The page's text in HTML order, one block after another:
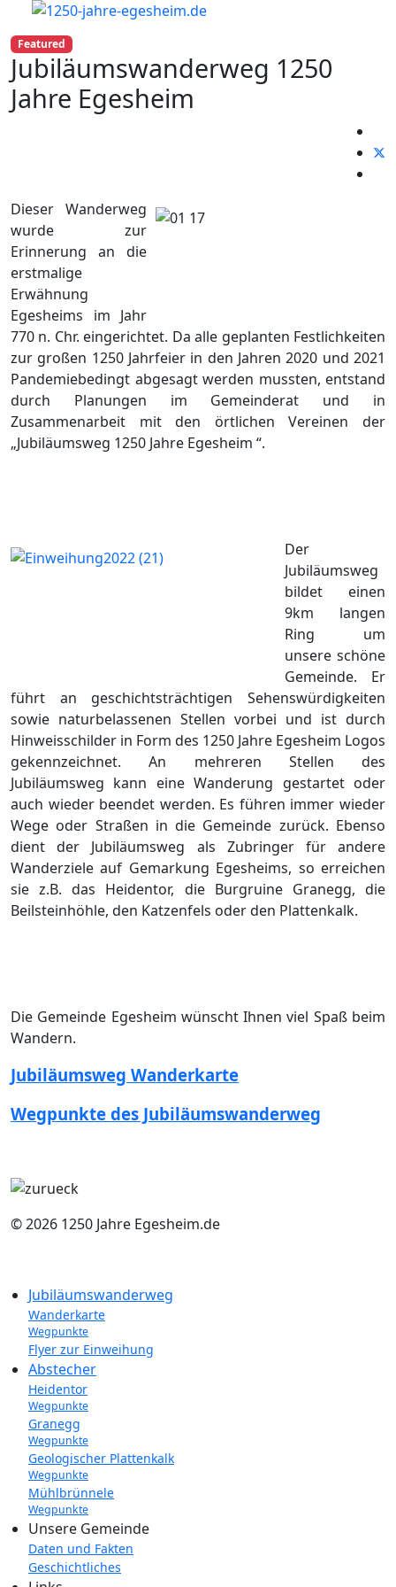
Featured
Jubiläumswanderweg 1250
Jahre Egesheim
Dieser Wanderweg
wurde zur
Erinnerung an die
erstmalige
Erwähnung
Egesheims im Jahr
770 n. Chr. eingerichtet. Da alle geplanten Festlichkeiten
zur großen 1250 Jahrfeier in den Jahren 2020 und 2021
Pandemiebedingt abgesagt werden mussten, entstand
durch Planungen im Gemeinderat und in
Zusammenarbeit mit den örtlichen Vereinen der
„Jubiläumsweg 1250 Jahre Egesheim “.
Der
Jubiläumsweg
bildet einen
9km langen
Ring um
unsere schöne
Gemeinde. Er
führt an geschichtsträchtigen Sehenswürdigkeiten
sowie naturbelassenen Stellen vorbei und ist durch
Hinweisschilder in Form des 1250 Jahre Egesheim Logos
gekennzeichnet. An mehreren Stellen des
Jubiläumsweg kann eine Wanderung gestartet oder
auch wieder beendet werden. Es führen immer wieder
Wege oder Straßen in die Gemeinde zurück. Ebenso
dient der Jubiläumsweg als Zubringer für andere
Wanderziele auf Gemarkung Egesheims, so erreichen
sie z.B. das Heidentor, die Burgruine Granegg, die
Beilsteinhöhle, den Katzenfels oder den Plattenkalk.
Die Gemeinde Egesheim wünscht Ihnen viel Spaß beim
Wandern.
Jubiläumsweg Wanderkarte
Wegpunkte des Jubiläumswanderweg
© 2026 1250 Jahre Egesheim.de
Jubiläumswanderweg
Wanderkarte
Wegpunkte
Flyer zur Einweihung
Abstecher
Heidentor
Wegpunkte
Granegg
Wegpunkte
Geologischer Plattenkalk
Wegpunkte
Mühlbrünnele
Wegpunkte
Unsere Gemeinde
Daten und Fakten
Geschichtliches